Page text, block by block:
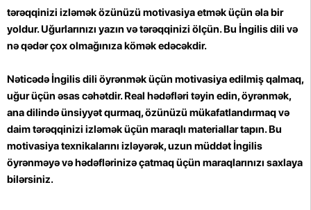
tərəqqinizi izləmək özünüzü motivasiya etmək üçün əla bir
yoldur. Uğurlarınızı yazın və tərəqqinizi ölçün. Bu İngilis dili və
nə qədər çox olmağınıza kömək edəcəkdir.
Nəticədə İngilis dili öyrənmək üçün motivasiya edilmiş qalmaq,
uğur üçün əsas cəhətdir. Real hədəfləri təyin edin, öyrənmək,
ana dilində ünsiyyət qurmaq, özünüzü mükafatlandırmaq və
daim tərəqqinizi izləmək üçün maraqlı materiallar tapın. Bu
motivasiya texnikalarını izləyərək, uzun müddət İngilis
öyrənməyə və hədəflərinizə çatmaq üçün maraqlarınızı saxlaya
bilərsiniz.